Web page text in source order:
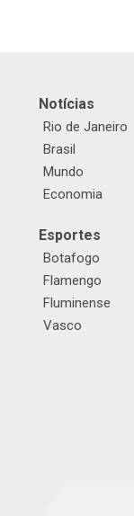
Notícias
Rio de Janeiro
Brasil
Mundo
Economia
Esportes
Botafogo
Flamengo
Fluminense
Vasco